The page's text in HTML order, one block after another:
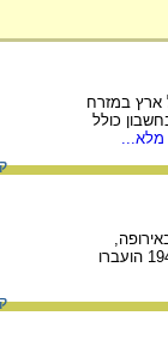
ארץ במזרח
כולל
מלא...
ובמיוחד לחלוצים, בדרכם לעלות ארצה. על הקבר ניתן להבחין בכתובות גרפיטי שחרטו בעברית קבוצות חלוצים ממזרח אירופה. ב- 1949 הועברו